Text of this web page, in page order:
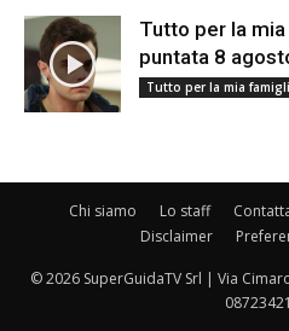
Tutto per la
puntata 8
Tutto per la mia
Chi siamo Lo staff
Disclaimer
© 2026 SuperGuidaTV Srl | Via